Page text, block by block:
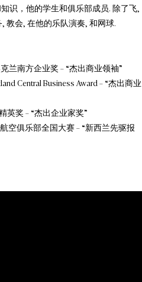
识，他的学生和俱乐部成员. 除了飞,
教会, 在他的乐队演奏, 和网球.
兰南方企业奖 – “杰出商业领袖”
Central Business Award – “杰出商业
英奖 – “杰出企业家奖”
空俱乐部全国大赛 – “新西兰先驱报